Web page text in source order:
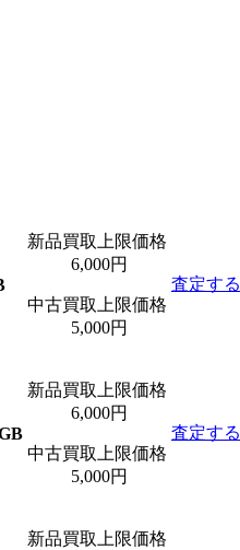
新品買取上限価格
6,000円
中古買取上限価格
5,000円
査定する
新品買取上限価格
6,000円
中古買取上限価格
5,000円
査定する
新品買取上限価格